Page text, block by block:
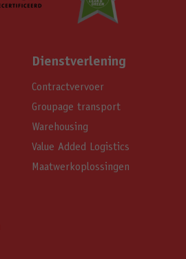
Dienstverlening
Contractvervoer
Groupage transport
Warehousing
Value Added Logistics
Maatwerkoplossingen